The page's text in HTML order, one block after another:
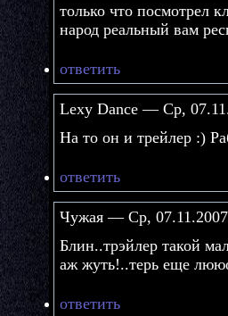
только что посмотрел
народ реальный вам
ответить
Lexy Dance — Ср,
На то он и трейлер :)
ответить
Чужая — Ср,
Блин..трэйлер такой
аж жуть!..терь еще
ответить